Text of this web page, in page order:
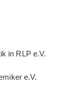
in RLP e.V.
e.V.